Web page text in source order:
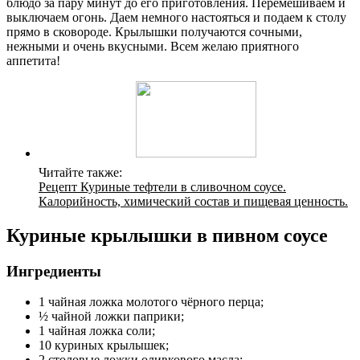
выключаем огонь. Даем немного настояться и подаем к столу
прямо в сковороде. Крылышки получаются сочными,
нежными и очень вкусными. Всем желаю приятного
аппетита!
Читайте также:
Рецепт Куриные тефтели в сливочном соусе.
Калорийность, химический состав и пищевая ценность.
Куриные крылышки в пивном соусе
Ингредиенты
1 чайная ложка молотого чёрного перца;
½ чайной ложки паприки;
1 чайная ложка соли;
10 куриных крылышек;